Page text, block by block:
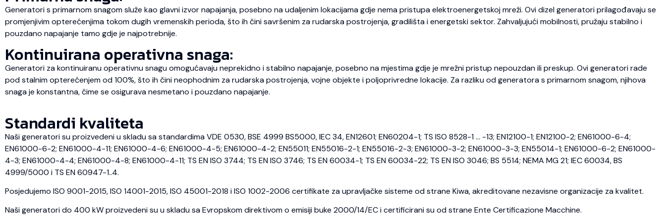
Generatori s primarnom snagom služe kao glavni izvor napajanja, posebno na udaljenim lokacijama gdje nema pristupa elektroenergetskoj mreži. Ovi dizel generatori prilagođavaju se
promjenjivim opterećenjima tokom dugih vremenskih perioda, što ih čini savršenim za rudarska postrojenja, gradilišta i energetski sektor. Zahvaljujući mobilnosti, pružaju stabilno i
pouzdano napajanje tamo gdje je najpotrebnije.
Kontinuirana operativna snaga:
Generatori za kontinuiranu operativnu snagu omogućavaju neprekidno i stabilno napajanje, posebno na mjestima gdje je mrežni pristup nepouzdan ili preskup. Ovi generatori rade
pod stalnim opterećenjem od 100%, što ih čini neophodnim za rudarska postrojenja, vojne objekte i poljoprivredne lokacije. Za razliku od generatora s primarnom snagom, njihova
snaga je konstantna, čime se osigurava nesmetano i pouzdano napajanje.
Standardi kvaliteta
Naši generatori su proizvedeni u skladu sa standardima VDE 0530, BSE 4999 BS5000, IEC 34, EN12601; EN60204-1; TS ISO 8528-1 … -13; EN12100-1; EN12100-2; EN61000-6-4;
EN61000-6-2; EN61000-4-11; EN61000-4-6; EN61000-4-5; EN61000-4-2; EN55011; EN55016-2-1; EN55016-2-3; EN61000-3-2; EN61000-3-3; EN55014-1; EN61000-6-2; EN61000-
4-3; EN61000-4-4; EN61000-4-8; EN61000-4-11; TS EN ISO 3744; TS EN ISO 3746; TS EN 60034-1; TS EN 60034-22; TS EN ISO 3046; BS 5514; NEMA MG 21; IEC 60034, BS
4999/5000 i TS EN 60947-1..4.
Posjedujemo ISO 9001-2015, ISO 14001-2015, ISO 45001-2018 i ISO 1002-2006 certifikate za upravljačke sisteme od strane Kiwa, akreditovane nezavisne organizacije za kvalitet.
Naši generatori do 400 kW proizvedeni su u skladu sa Evropskom direktivom o emisiji buke 2000/14/EC i certificirani su od strane Ente Certificazione Macchine.